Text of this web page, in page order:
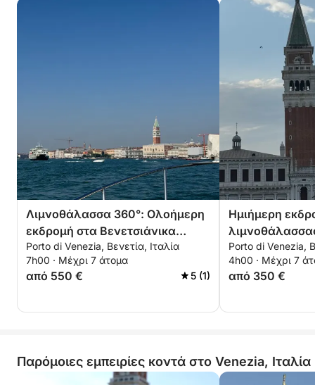
Λιμνοθάλασσα 360°: Ολοήμερη
εκδρομή στα Βενετσιάνικα
νησιά
Porto di Venezia, Βενετία, Ιταλία
7h00 · Μέχρι 7 άτομα
από 550 € 5 (1)
Ημιήμερη
Porto di Venezia,
4h00 · Μέχρι 7
από 350 €
Παρόμοιες εμπειρίες κοντά στο Venezia, Ιταλία